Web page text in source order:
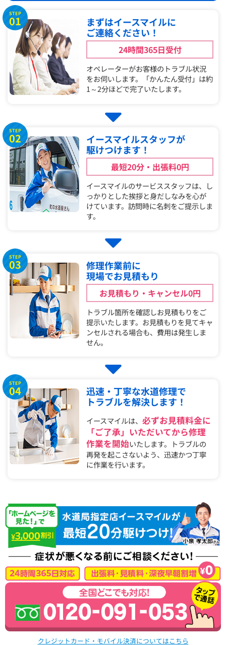
STEP
01
まずはイースマイルに
ご連絡ください！
24時間365日受付
オペレーターがお客様のトラブル状況
をお伺いします。「かんたん受付」は約
1～2分ほどで完了いたします。
STEP
02
イースマイルスタッフが
駆けつけます！
最短20分・出張料0円
イースマイルのサービススタッフは、し
っかりとした挨拶と身だしなみを心が
けています。訪問時に名刺をご提示しま
す。
STEP
03
修理作業前に
現場でお見積もり
お見積もり・キャンセル0円
トラブル箇所を確認しお見積もりをご
提示いたします。お見積もりを見てキャ
ンセルされる場合も、費用は発生しま
せん。
STEP
04
迅速・丁寧な水道修理で
トラブルを解決します！
イースマイルは、必ずお見積料金に
「ご了承」いただいてから修理
作業を開始いたします。トラブルの
再発を起こさないよう、迅速かつ丁寧
に作業を行います。
クレジットカード・モバイル決済についてはこちら